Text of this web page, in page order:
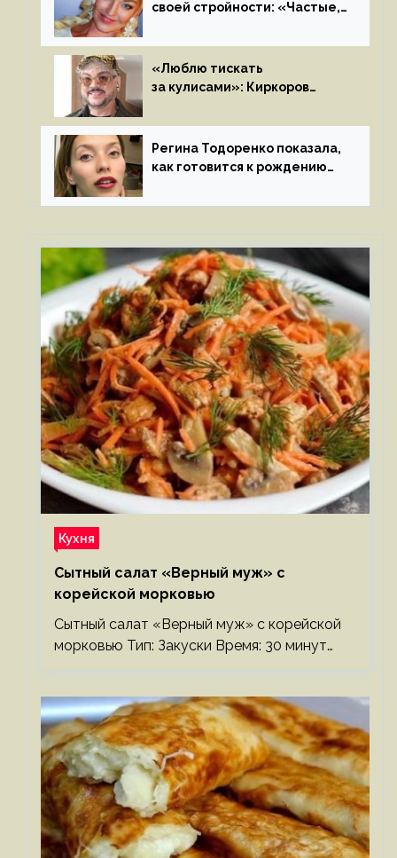
своей стройности: «Частые,
«Люблю тискать
за кулисами»: Киркоров
к молодой особе
Регина Тодоренко показала,
как готовится к рождению
Кухня
Сытный салат «Верный муж» с
корейской морковью
Сытный салат «Верный муж» с корейской
морковью Тип: Закуски Время: 30 минут…